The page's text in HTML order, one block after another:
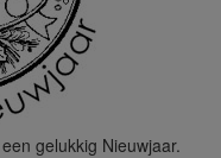
gelukkig Nieuwjaar.